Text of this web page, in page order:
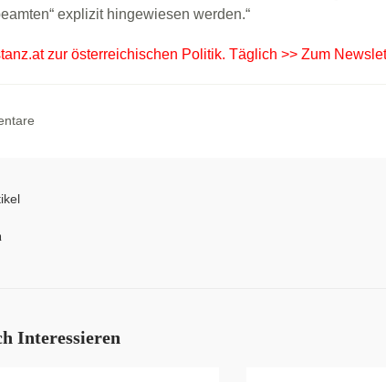
explizit hingewiesen werden.“
zur österreichischen Politik. Täglich >> Zum
Interessieren